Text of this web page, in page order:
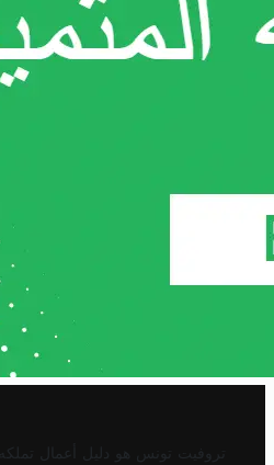
تروفيت تونس هو دليل أعمال